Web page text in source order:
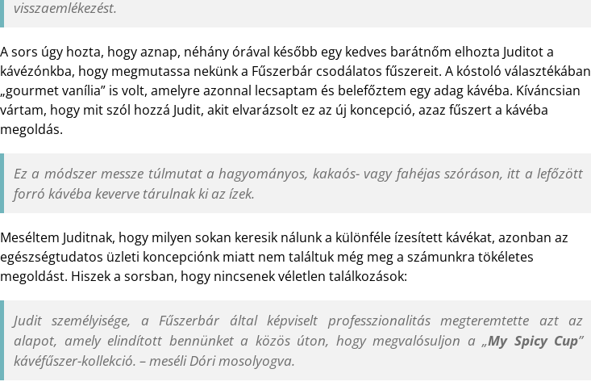
visszaemlékezést.
A sors úgy hozta, hogy aznap, néhány órával később egy kedves barátnőm elhozta Juditot a
kávézónkba, hogy megmutassa nekünk a Fűszerbár csodálatos fűszereit. A kóstoló választékában
„gourmet vanília” is volt, amelyre azonnal lecsaptam és belefőztem egy adag kávéba. Kíváncsian
vártam, hogy mit szól hozzá Judit, akit elvarázsolt ez az új koncepció, azaz fűszert a kávéba
megoldás.
Ez a módszer messze túlmutat a hagyományos, kakaós- vagy fahéjas szóráson, itt a lefőzött
forró kávéba keverve tárulnak ki az ízek.
Meséltem Juditnak, hogy milyen sokan keresik nálunk a különféle ízesített kávékat, azonban az
egészségtudatos üzleti koncepciónk miatt nem találtuk még meg a számunkra tökéletes
megoldást. Hiszek a sorsban, hogy nincsenek véletlen találkozások:
Judit személyisége, a Fűszerbár által képviselt professzionalitás megteremtette azt az
alapot, amely elindított bennünket a közös úton, hogy megvalósuljon a „My Spicy Cup”
kávéfűszer-kollekció. – meséli Dóri mosolyogva.